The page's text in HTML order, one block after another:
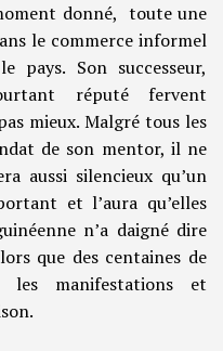
donné, toute une
le commerce informel
pays. Son successeur,
réputé fervent
mieux. Malgré tous les
de son mentor, il ne
aussi silencieux qu’un
et l’aura qu’elles
n’a daigné dire
que des centaines de
les manifestations et